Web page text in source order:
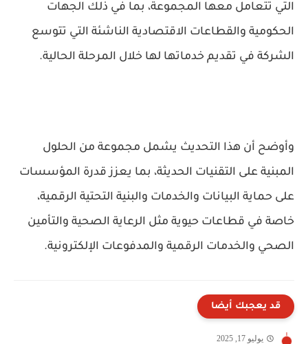
التي تتعامل معها المجموعة، بما في ذلك الجهات
الحكومية والقطاعات الاقتصادية الناشئة التي تتوسع
الشركة في تقديم خدماتها لها خلال المرحلة الحالية.
وأوضح أن هذا التحديث يشمل مجموعة من الحلول
المبنية على التقنيات الحديثة، بما يعزز قدرة المؤسسات
على حماية البيانات والخدمات والبنية التحتية الرقمية،
خاصة في قطاعات حيوية مثل الرعاية الصحية والتأمين
الصحي والخدمات الرقمية والمدفوعات الإلكترونية.
قد يعجبك أيضا
يوليو 17, 2025